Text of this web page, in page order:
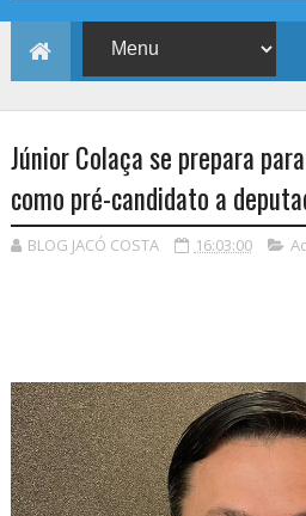
Júnior Colaça se prepara
como pré-candidato a
BLOG JACÓ COSTA 16:03:00